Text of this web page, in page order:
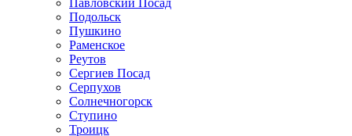
Павловский Посад
Подольск
Пушкино
Раменское
Реутов
Сергиев Посад
Серпухов
Солнечногорск
Ступино
Троицк